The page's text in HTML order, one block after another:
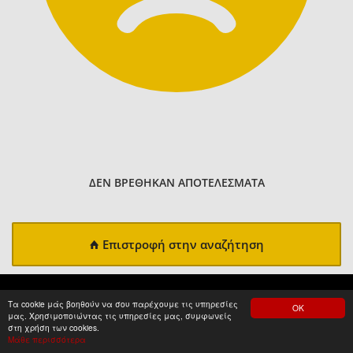
ΟΚ
Τα cookie μάς βοηθούν να σου παρέχουμε τις υπηρεσίες
μας. Χρησιμοποιώντας τις υπηρεσίες μας, συμφωνείς
στη χρήση των cookies.
Μάθε περισσότερα
ΔΕΝ ΒΡΕΘΗΚΑΝ ΑΠΟΤΕΛΕΣΜΑΤΑ
Επιστροφή στην αναζήτηση